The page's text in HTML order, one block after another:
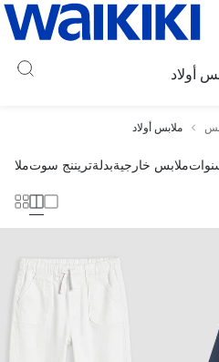
أولاد
ملابس أولاد
ملابس خارجيةبدلةتريننج سوت